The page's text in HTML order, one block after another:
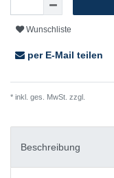
Wunschliste
per E-Mail teilen
* inkl. ges. MwSt. zzgl.
Beschreibung